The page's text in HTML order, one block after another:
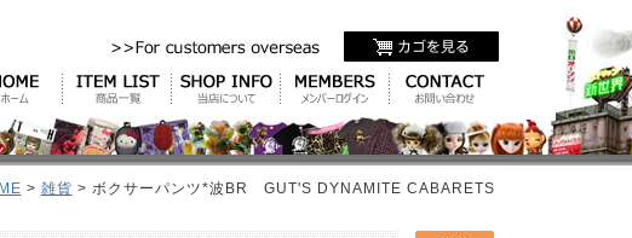
> 雑貨 > ボクサーパンツ*波BR GUT'S DYNAMITE CABARETS